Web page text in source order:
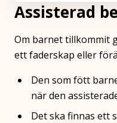
Assisterad
Om barnet tillkommit
ett faderskap eller
Den som fött
när den
Det ska finnas ett